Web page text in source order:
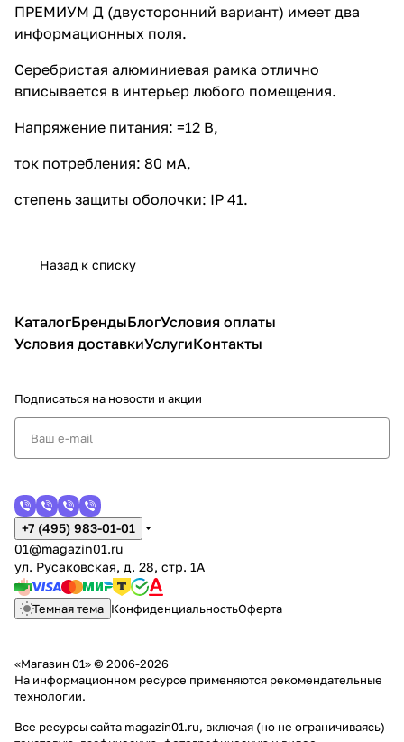
ПРЕМИУМ Д (двусторонний вариант) имеет два
информационных поля.
Серебристая алюминиевая рамка отлично
вписывается в интерьер любого помещения.
Напряжение питания: =12 В,
ток потребления: 80 мА,
степень защиты оболочки: IP 41.
Назад к списку
КаталогБрендыБлогУсловия оплаты
Условия доставкиУслугиКонтакты
Подписаться на новости и акции
+7 (495) 983-01-01
01@magazin01.ru
ул. Русаковская, д. 28, стр. 1А
Темная тема КонфиденциальностьОферта
«Магазин 01» © 2006-2026
На информационном ресурсе применяются рекомендательные
технологии.
Все ресурсы сайта magazin01.ru, включая (но не ограничиваясь)